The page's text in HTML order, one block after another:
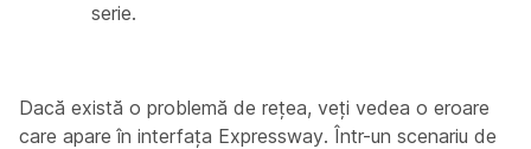
serie.
Dacă există o problemă de rețea, veți vedea o eroare
care apare în interfața Expressway. Într-un scenariu de